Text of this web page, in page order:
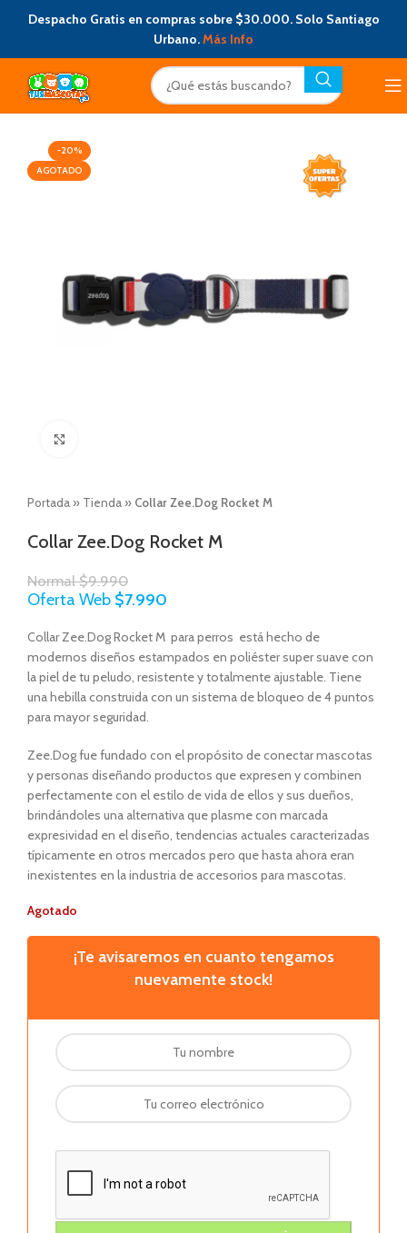
Despacho Gratis en compras sobre $30.000. Solo Santiago
Urbano.Más Info
-20%
AGOTADO
Portada » Tienda » Collar Zee.Dog Rocket M
Collar Zee.Dog Rocket M
Normal$9.990
Oferta Web $7.990
Collar Zee.Dog Rocket M para perros está hecho de
modernos diseños estampados en poliéster super suave con
la piel de tu peludo, resistente y totalmente ajustable. Tiene
una hebilla construida con un sistema de bloqueo de 4 puntos
para mayor seguridad.
Zee.Dog fue fundado con el propósito de conectar mascotas
y personas diseñando productos que expresen y combinen
perfectamente con el estilo de vida de ellos y sus dueños,
brindándoles una alternativa que plasme con marcada
expresividad en el diseño, tendencias actuales caracterizadas
típicamente en otros mercados pero que hasta ahora eran
inexistentes en la industria de accesorios para mascotas.
Agotado
¡Te avisaremos en cuanto tengamos
nuevamente stock!